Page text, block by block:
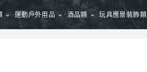
運動戶外用品 酒品類 玩具應景裝飾類